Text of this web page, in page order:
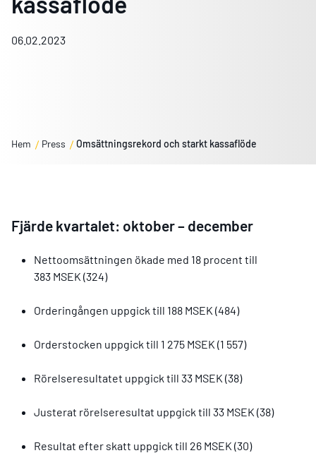
06.02.2023
Hem Press Omsättningsrekord och starkt kassaflöde
Fjärde kvartalet: oktober – december
Nettoomsättningen ökade med 18 procent till
383 MSEK (324)
Orderingången uppgick till 188 MSEK (484)
Orderstocken uppgick till 1 275 MSEK (1 557)
Rörelseresultatet uppgick till 33 MSEK (38)
Justerat rörelseresultat uppgick till 33 MSEK (38)
Resultat efter skatt uppgick till 26 MSEK (30)